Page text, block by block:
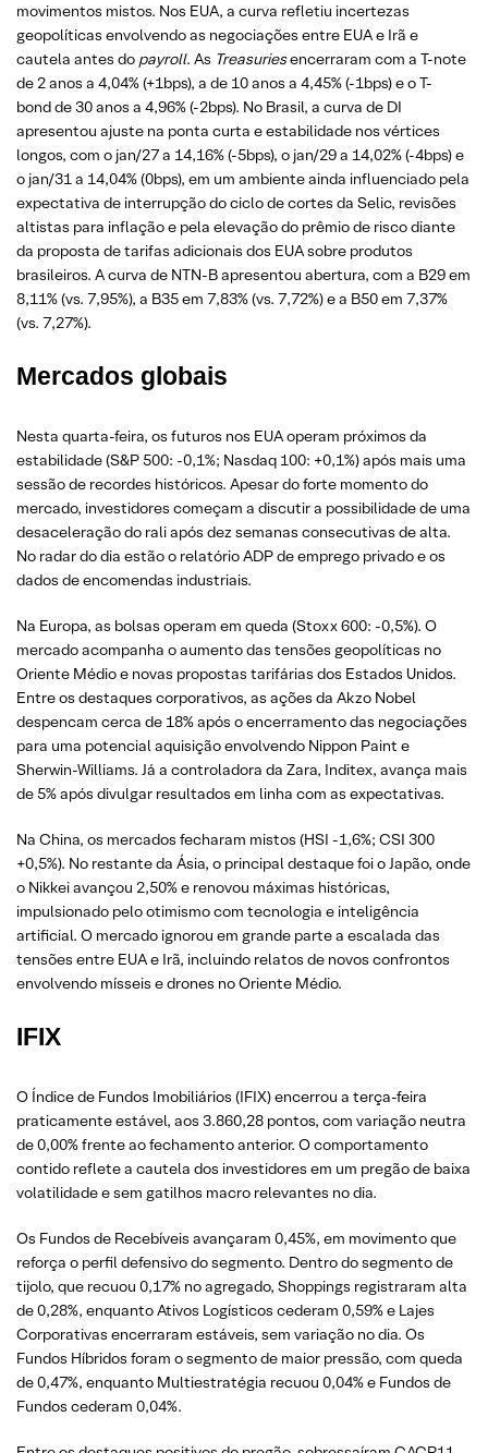
movimentos mistos. Nos EUA, a curva refletiu incertezas
geopolíticas envolvendo as negociações entre EUA e Irã e
cautela antes do payroll. As Treasuriesencerraram com a T-note
de 2 anos a 4,04% (+1bps), a de 10 anos a 4,45% (-1bps) e o T-
bond de 30 anos a 4,96% (-2bps). No Brasil, a curva de DI
apresentou ajuste na ponta curta e estabilidade nos vértices
longos, com o jan/27 a 14,16% (-5bps), o jan/29 a 14,02% (-4bps) e
o jan/31 a 14,04% (0bps), em um ambiente ainda influenciado pela
expectativa de interrupção do ciclo de cortes da Selic, revisões
altistas para inflação e pela elevação do prêmio de risco diante
da proposta de tarifas adicionais dos EUA sobre produtos
brasileiros. A curva de NTN-B apresentou abertura, com a B29 em
8,11% (vs. 7,95%), a B35 em 7,83% (vs. 7,72%) e a B50 em 7,37%
(vs. 7,27%).
Mercados globais
Nesta quarta-feira, os futuros nos EUA operam próximos da
estabilidade (S&P 500: -0,1%; Nasdaq 100: +0,1%) após mais uma
sessão de recordes históricos. Apesar do forte momento do
mercado, investidores começam a discutir a possibilidade de uma
desaceleração do rali após dez semanas consecutivas de alta.
No radar do dia estão o relatório ADP de emprego privado e os
dados de encomendas industriais.
Na Europa, as bolsas operam em queda (Stoxx 600: -0,5%). O
mercado acompanha o aumento das tensões geopolíticas no
Oriente Médio e novas propostas tarifárias dos Estados Unidos.
Entre os destaques corporativos, as ações da Akzo Nobel
despencam cerca de 18% após o encerramento das negociações
para uma potencial aquisição envolvendo Nippon Paint e
Sherwin-Williams. Já a controladora da Zara, Inditex, avança mais
de 5% após divulgar resultados em linha com as expectativas.
Na China, os mercados fecharam mistos (HSI -1,6%; CSI 300
+0,5%). No restante da Ásia, o principal destaque foi o Japão, onde
o Nikkei avançou 2,50% e renovou máximas históricas,
impulsionado pelo otimismo com tecnologia e inteligência
artificial. O mercado ignorou em grande parte a escalada das
tensões entre EUA e Irã, incluindo relatos de novos confrontos
envolvendo mísseis e drones no Oriente Médio.
IFIX
O Índice de Fundos Imobiliários (IFIX) encerrou a terça-feira
praticamente estável, aos 3.860,28 pontos, com variação neutra
de 0,00% frente ao fechamento anterior. O comportamento
contido reflete a cautela dos investidores em um pregão de baixa
volatilidade e sem gatilhos macro relevantes no dia.
Os Fundos de Recebíveis avançaram 0,45%, em movimento que
reforça o perfil defensivo do segmento. Dentro do segmento de
tijolo, que recuou 0,17% no agregado, Shoppings registraram alta
de 0,28%, enquanto Ativos Logísticos cederam 0,59% e Lajes
Corporativas encerraram estáveis, sem variação no dia. Os
Fundos Híbridos foram o segmento de maior pressão, com queda
de 0,47%, enquanto Multiestratégia recuou 0,04% e Fundos de
Fundos cederam 0,04%.